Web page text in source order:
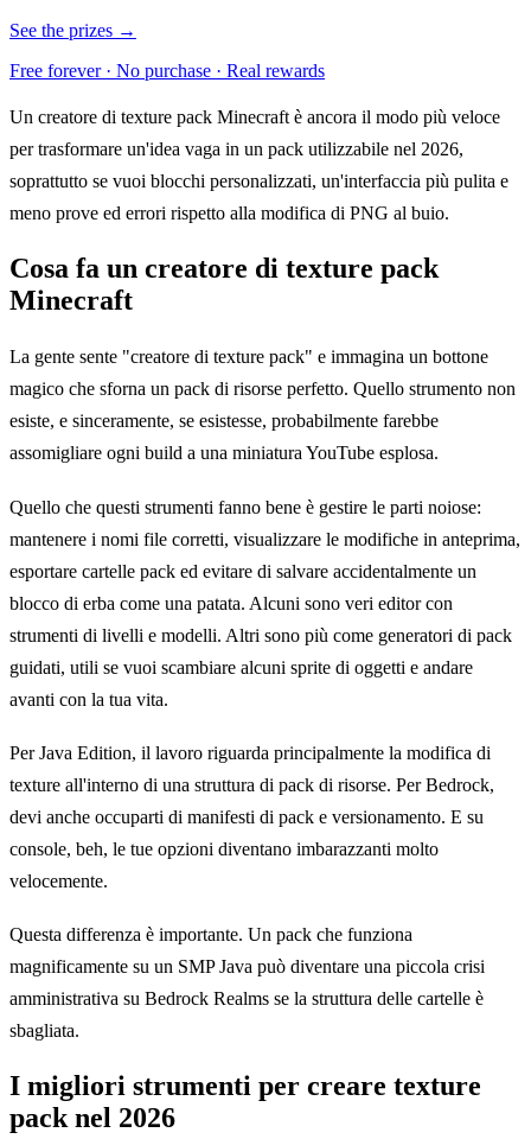
See the prizes →
Free forever · No purchase · Real rewards
Un creatore di texture pack Minecraft è ancora il modo più veloce
per trasformare un'idea vaga in un pack utilizzabile nel 2026,
soprattutto se vuoi blocchi personalizzati, un'interfaccia più pulita e
meno prove ed errori rispetto alla modifica di PNG al buio.
Cosa fa un creatore di texture pack
Minecraft
La gente sente "creatore di texture pack" e immagina un bottone
magico che sforna un pack di risorse perfetto. Quello strumento non
esiste, e sinceramente, se esistesse, probabilmente farebbe
assomigliare ogni build a una miniatura YouTube esplosa.
Quello che questi strumenti fanno bene è gestire le parti noiose:
mantenere i nomi file corretti, visualizzare le modifiche in anteprima,
esportare cartelle pack ed evitare di salvare accidentalmente un
blocco di erba come una patata. Alcuni sono veri editor con
strumenti di livelli e modelli. Altri sono più come generatori di pack
guidati, utili se vuoi scambiare alcuni sprite di oggetti e andare
avanti con la tua vita.
Per Java Edition, il lavoro riguarda principalmente la modifica di
texture all'interno di una struttura di pack di risorse. Per Bedrock,
devi anche occuparti di manifesti di pack e versionamento. E su
console, beh, le tue opzioni diventano imbarazzanti molto
velocemente.
Questa differenza è importante. Un pack che funziona
magnificamente su un SMP Java può diventare una piccola crisi
amministrativa su Bedrock Realms se la struttura delle cartelle è
sbagliata.
I migliori strumenti per creare texture
pack nel 2026